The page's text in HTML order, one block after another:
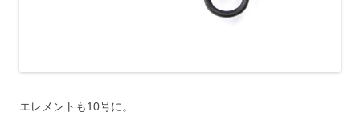
エレメントも10号に。